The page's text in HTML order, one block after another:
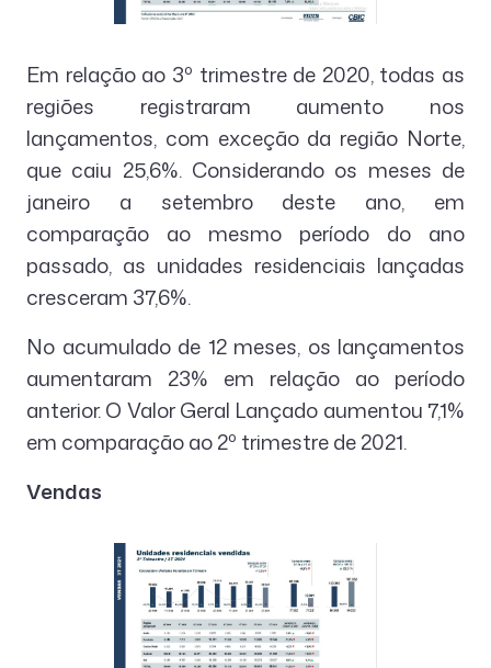
Em relação ao 3º trimestre de 2020, todas as
regiões registraram aumento nos
lançamentos, com exceção da região Norte,
que caiu 25,6%. Considerando os meses de
janeiro a setembro deste ano, em
comparação ao mesmo período do ano
passado, as unidades residenciais lançadas
cresceram 37,6%.
No acumulado de 12 meses, os lançamentos
aumentaram 23% em relação ao período
anterior. O Valor Geral Lançado aumentou 7,1%
em comparação ao 2º trimestre de 2021.
Vendas